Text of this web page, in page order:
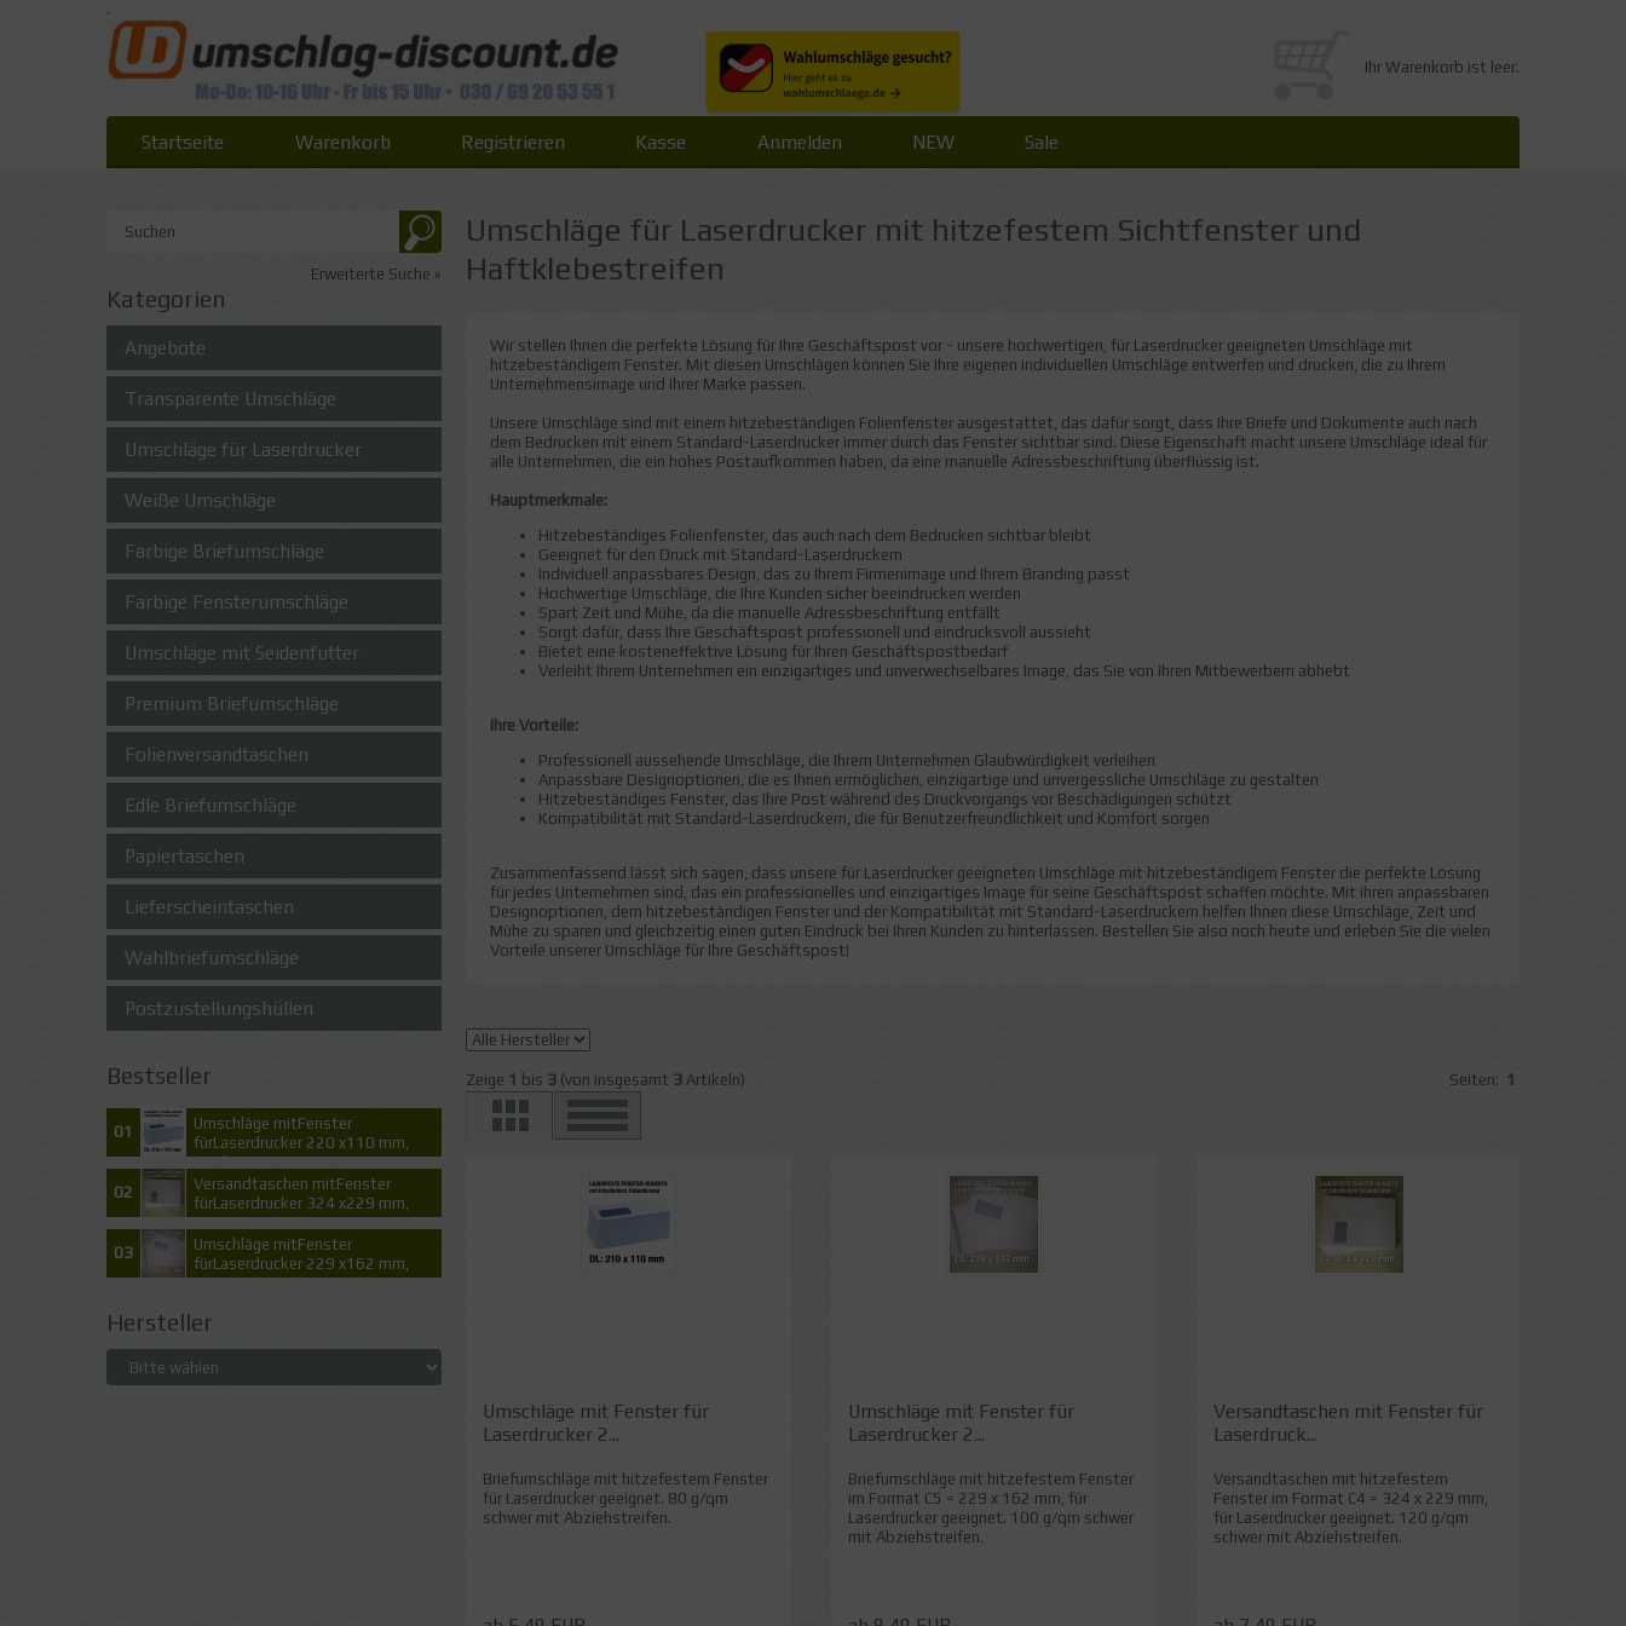
.
Ihr Warenkorb ist leer.
Startseite Warenkorb Registrieren Kasse Anmelden NEW Sale
Erweiterte Suche »
Kategorien
Angebote
Transparente Umschläge
Umschläge für Laserdrucker
Weiße Umschläge
Farbige Briefumschläge
Farbige Fensterumschläge
Umschläge mit Seidenfutter
Premium Briefumschläge
Folienversandtaschen
Edle Briefumschläge
Papiertaschen
Lieferscheintaschen
Wahlbriefumschläge
Postzustellungshüllen
Bestseller
01
Umschläge mitFenster
fürLaserdrucker 220 x110 mm,
DIN lang
02
Versandtaschen mitFenster
fürLaserdrucker 324 x229 mm,
C4
03
Umschläge mitFenster
fürLaserdrucker 229 x162 mm,
C5
Hersteller
Umschläge für Laserdrucker mit hitzefestem Sichtfenster und
Haftklebestreifen
Wir stellen Ihnen die perfekte Lösung für Ihre Geschäftspost vor - unsere hochwertigen, für Laserdrucker geeigneten Umschläge mit
hitzebeständigem Fenster. Mit diesen Umschlägen können Sie Ihre eigenen individuellen Umschläge entwerfen und drucken, die zu Ihrem
Unternehmensimage und Ihrer Marke passen.
Unsere Umschläge sind mit einem hitzebeständigen Folienfenster ausgestattet, das dafür sorgt, dass Ihre Briefe und Dokumente auch nach
dem Bedrucken mit einem Standard-Laserdrucker immer durch das Fenster sichtbar sind. Diese Eigenschaft macht unsere Umschläge ideal für
alle Unternehmen, die ein hohes Postaufkommen haben, da eine manuelle Adressbeschriftung überflüssig ist.
Hauptmerkmale:
Hitzebeständiges Folienfenster, das auch nach dem Bedrucken sichtbar bleibt
Geeignet für den Druck mit Standard-Laserdruckern
Individuell anpassbares Design, das zu Ihrem Firmenimage und Ihrem Branding passt
Hochwertige Umschläge, die Ihre Kunden sicher beeindrucken werden
Spart Zeit und Mühe, da die manuelle Adressbeschriftung entfällt
Sorgt dafür, dass Ihre Geschäftspost professionell und eindrucksvoll aussieht
Bietet eine kosteneffektive Lösung für Ihren Geschäftspostbedarf
Verleiht Ihrem Unternehmen ein einzigartiges und unverwechselbares Image, das Sie von Ihren Mitbewerbern abhebt
Ihre Vorteile:
Professionell aussehende Umschläge, die Ihrem Unternehmen Glaubwürdigkeit verleihen
Anpassbare Designoptionen, die es Ihnen ermöglichen, einzigartige und unvergessliche Umschläge zu gestalten
Hitzebeständiges Fenster, das Ihre Post während des Druckvorgangs vor Beschädigungen schützt
Kompatibilität mit Standard-Laserdruckern, die für Benutzerfreundlichkeit und Komfort sorgen
Zusammenfassend lässt sich sagen, dass unsere für Laserdrucker geeigneten Umschläge mit hitzebeständigem Fenster die perfekte Lösung
für jedes Unternehmen sind, das ein professionelles und einzigartiges Image für seine Geschäftspost schaffen möchte. Mit ihren anpassbaren
Designoptionen, dem hitzebeständigen Fenster und der Kompatibilität mit Standard-Laserdruckern helfen Ihnen diese Umschläge, Zeit und
Mühe zu sparen und gleichzeitig einen guten Eindruck bei Ihren Kunden zu hinterlassen. Bestellen Sie also noch heute und erleben Sie die vielen
Vorteile unserer Umschläge für Ihre Geschäftspost!
Zeige 1 bis 3 (von insgesamt 3 Artikeln) Seiten: 1
Umschläge mit Fenster für
Laserdrucker 2...
Briefumschläge mit hitzefestem Fenster
für Laserdrucker geeignet. 80 g/qm
schwer mit Abziehstreifen.
Umschläge mit Fenster für
Laserdrucker 2...
Briefumschläge mit hitzefestem Fenster
im Format C5 = 229 x 162 mm, für
Laserdrucker geeignet. 100 g/qm schwer
mit Abziehstreifen.
Versandtaschen mit Fenster für
Laserdruck...
Versandtaschen mit hitzefestem
Fenster im Format C4 = 324 x 229 mm,
für Laserdrucker geeignet. 120 g/qm
schwer mit Abziehstreifen.